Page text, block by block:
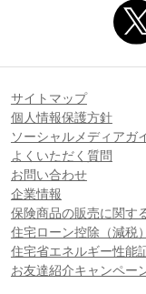
サイトマップ
個人情報保護方針
ソーシャルメディアガ
よくいただく質問
お問い合わせ
企業情報
保険商品の販売に関す
住宅ローン控除（減税
住宅省エネルギー性能
お友達紹介キャンペー